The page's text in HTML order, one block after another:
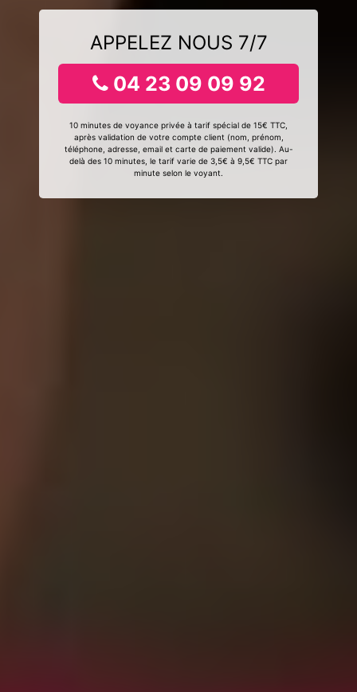
APPELEZ NOUS 7/7
04 23 09 09 92
10 minutes de voyance privée à tarif spécial de 15€ TTC,
après validation de votre compte client (nom, prénom,
téléphone, adresse, email et carte de paiement valide). Au-
delà des 10 minutes, le tarif varie de 3,5€ à 9,5€ TTC par
minute selon le voyant.